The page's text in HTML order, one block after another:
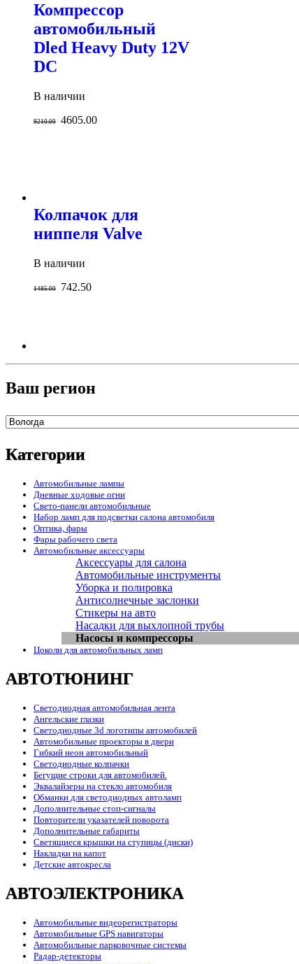
Компрессор
автомобильный
Dled Heavy Duty 12V
DC
В наличии
9210.00 4605.00
Колпачок для
ниппеля Valve
В наличии
1485.00 742.50
Ваш регион
Категории
Автомобильные лампы
Дневные ходовые огни
Свето-панели автомобильные
Набор ламп для подсветки салона автомобиля
Оптика, фары
Фары рабочего света
Автомобильные аксессуары
Аксессуары для салона
Автомобильные инструменты
Уборка и полировка
Антисолнечные заслонки
Стикеры на авто
Насадки для выхлопной трубы
Насосы и компрессоры
Цоколи для автомобильных ламп
АВТОТЮНИНГ
Светодиодная автомобильная лента
Ангельские глазки
Светодиодные 3d логотипы автомобилей
Автомобильные проекторы в двери
Гибкий неон автомобильный
Светодиодные колпачки
Бегущие строки для автомобилей.
Эквалайзеры на стекло автомобиля
Обманки для светодиодных автоламп
Дополнительные стоп-сигналы
Повторители указателей поворота
Дополнительные габариты
Светящиеся крышки на ступицы (диски)
Накладки на капот
Детские автокресла
АВТОЭЛЕКТРОНИКА
Автомобильные видеорегистраторы
Автомобильные GPS навигаторы
Автомобильные парковочные системы
Радар-детекторы